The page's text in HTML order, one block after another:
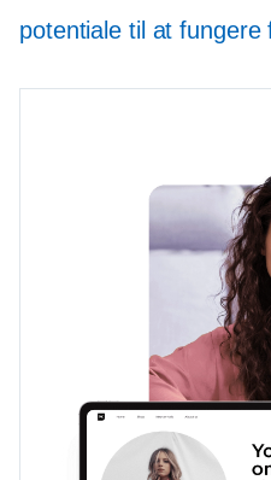
potentiale til at fungere